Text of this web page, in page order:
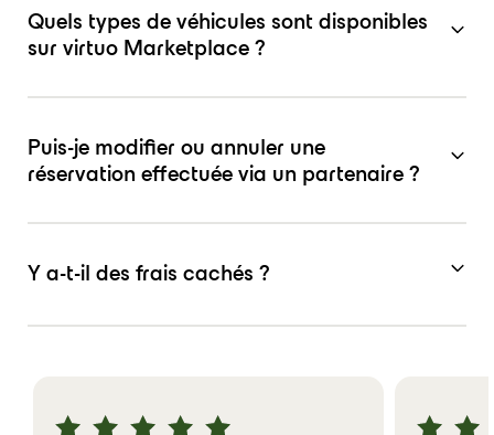
Quels types de véhicules sont disponibles
sur virtuo Marketplace ?
Puis-je modifier ou annuler une
réservation effectuée via un partenaire ?
Y a-t-il des frais cachés ?